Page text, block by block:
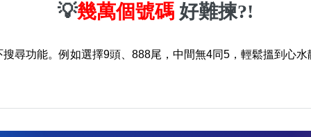
💡幾萬個號碼 好難揀?!
搜尋功能。例如選擇9頭、888尾，中間無4同5，輕鬆搵到心水